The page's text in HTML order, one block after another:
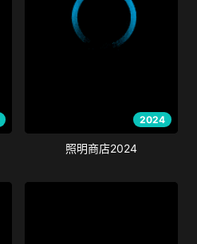
2024
照明商店2024